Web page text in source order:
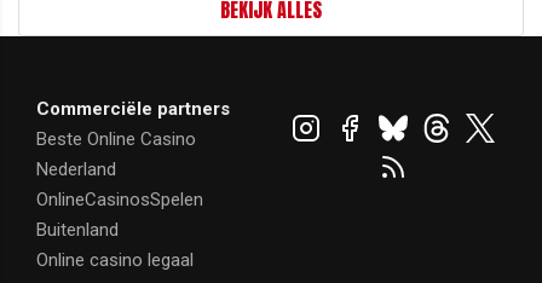
BEKIJK ALLES
Commerciële partners
Beste Online Casino
Nederland
OnlineCasinosSpelen
Buitenland
Online casino legaal